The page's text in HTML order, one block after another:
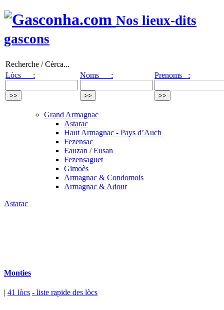
Nos lieux-dits
gascons
Recherche / Cèrca...
Lòcs :
Noms : Prenoms :
Grand Armagnac
Astarac
Haut Armagnac - Pays d’Auch
Fezensac
Eauzan / Eusan
Fezensaguet
Gimoès
Armagnac & Condomois
Armagnac & Adour
Astarac
Monties
| 41 lòcs - liste rapide des lòcs